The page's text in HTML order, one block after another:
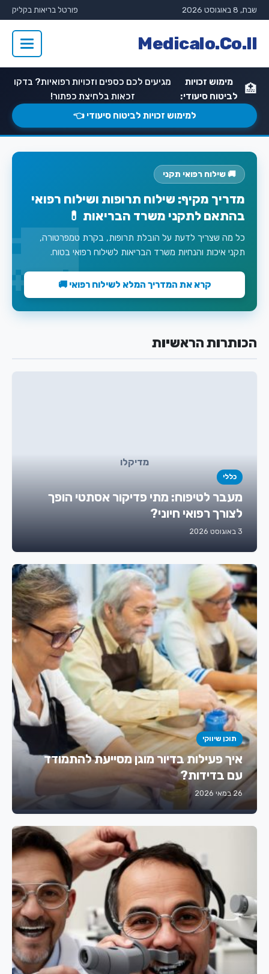
שבת, 8 באוגוסט 2026 פורטל בריאות בקליק
Medicalo.Co.Il
🏥
מימוש זכויות
לביטוח סיעודי:
מגיעים לכם כספים וזכויות רפואיות? בדקו
זכאות בלחיצת כפתור!
למימוש זכויות לביטוח סיעודי 👈
🚚 שילוח רפואי תקני
מדריך מקיף: שילוח תרופות ושילוח רפואי
בהתאם לתקני משרד הבריאות 💊
כל מה שצריך לדעת על הובלת תרופות, בקרת טמפרטורה,
תקני איכות והנחיות משרד הבריאות לשילוח רפואי בטוח.
קרא את המדריך המלא לשילוח רפואי 🚚
הכותרות הראשיות
מדיקלו
כללי
מעבר לטיפוח: מתי פדיקור אסתטי הופך
לצורך רפואי חיוני?
3 באוגוסט 2026
תוכן שיווקי
איך פעילות בדיור מוגן מסייעת להתמודד
עם בדידות?
26 במאי 2026